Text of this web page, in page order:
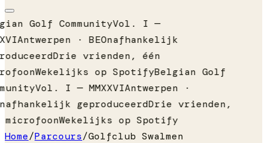
Golf CommunityVol. I —
Antwerpen · BEOnafhankelijk
Drie vrienden, één
Wekelijks op SpotifyBelgian Golf
Vol. I — MMXXVIAntwerpen ·
geproduceerdDrie vrienden,
microfoonWekelijks op Spotify
Home/Parcours/Golfclub Swalmen